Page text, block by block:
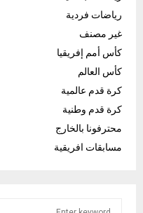
رياضات فردية
غير مصنف
كأس أمم إفريقيا
كأس العالم
كرة قدم عالمية
كرة قدم وطنية
محترفونا بالخارج
مسابقات افريقية